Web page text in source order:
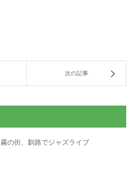
次の記事
霧の街、釧路でジャズライブ